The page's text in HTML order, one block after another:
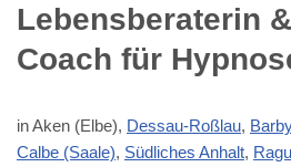
Lebensberaterin
Coach für
in Aken (Elbe), Dessau-Roßlau,
Calbe (Saale), Südliches Anhalt,